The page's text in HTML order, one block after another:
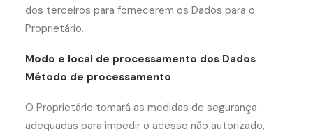
dos terceiros para fornecerem os Dados para o
Proprietário.
Modo e local de processamento dos Dados
Método de processamento
O Proprietário tomará as medidas de segurança
adequadas para impedir o acesso não autorizado,